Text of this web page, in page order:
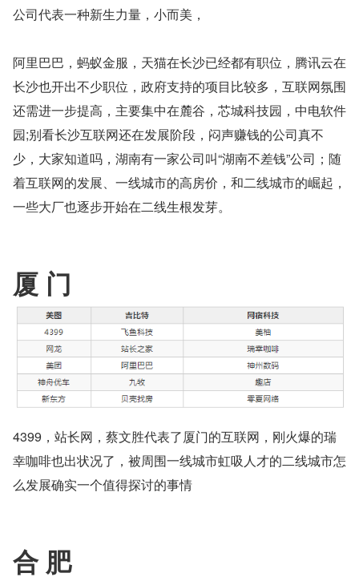
公司代表一种新生力量，小而美，
阿里巴巴，蚂蚁金服，天猫在长沙已经都有职位，腾讯云在
长沙也开出不少职位，政府支持的项目比较多，互联网氛围
还需进一步提高，主要集中在麓谷，芯城科技园，中电软件
园;别看长沙互联网还在发展阶段，闷声赚钱的公司真不
少，大家知道吗，湖南有一家公司叫“湖南不差钱”公司；随
着互联网的发展、一线城市的高房价，和二线城市的崛起，
一些大厂也逐步开始在二线生根发芽。
厦 门
4399，站长网，蔡文胜代表了厦门的互联网，刚火爆的瑞
幸咖啡也出状况了，被周围一线城市虹吸人才的二线城市怎
么发展确实一个值得探讨的事情
合 肥